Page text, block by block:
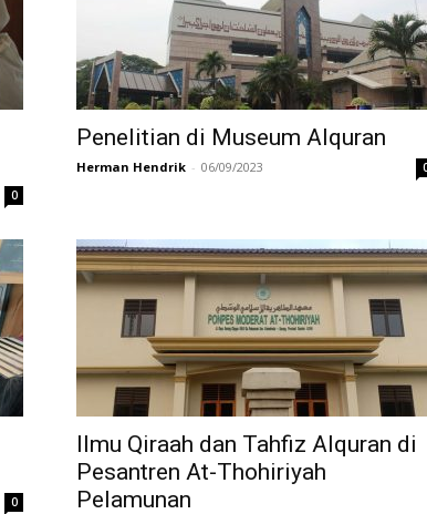
0
Penelitian di Museum Alquran
Herman Hendrik - 06/09/2023
0
Ilmu Qiraah dan Tahfiz Alquran di
Pesantren At-Thohiriyah
Pelamunan